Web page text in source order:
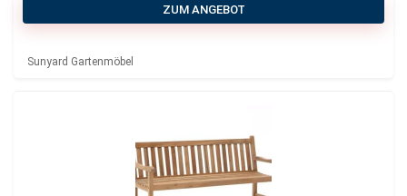
ZUM ANGEBOT
Sunyard Gartenmöbel